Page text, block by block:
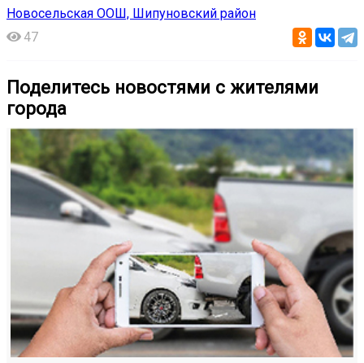
Новосельская ООШ, Шипуновский район
47
Поделитесь новостями с жителями
города